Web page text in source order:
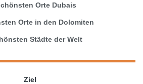
Orte Dubais
Orte in den Dolomiten
Städte der Welt
Ziel